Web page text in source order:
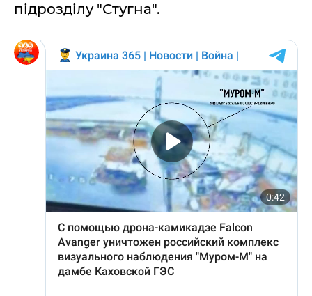
підрозділу "Стугна".